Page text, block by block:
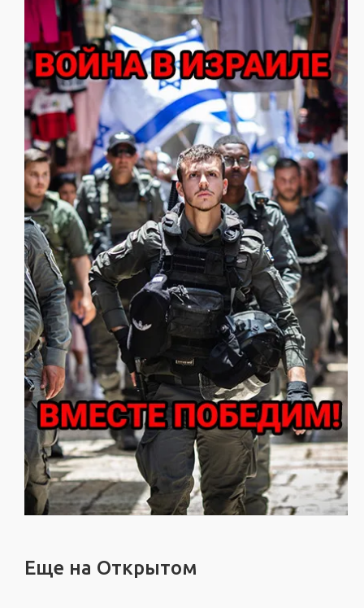
Еще на Открытом